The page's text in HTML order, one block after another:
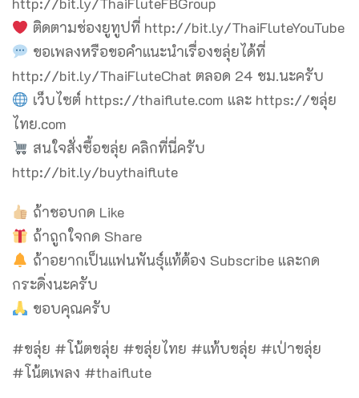
ติดตามช่องยูทูปที่ http://bit.ly/ThaiFluteYouTube
ขอเพลงหรือขอคำแนะนำเรื่องขลุ่ยได้ที่
http://bit.ly/ThaiFluteChat ตลอด 24 ชม.นะครับ
เว็บไซต์ https://thaiflute.com และ https://ขลุ่ย
ไทย.com
สนใจสั่งซื้อขลุ่ย คลิกที่นี่ครับ
http://bit.ly/buythaiflute
ถ้าชอบกด Like
ถ้าถูกใจกด Share
ถ้าอยากเป็นแฟนพันธุ์แท้ต้อง Subscribe และกด
กระดิ่งนะครับ
ขอบคุณครับ
#ขลุ่ย #โน้ตขลุ่ย #ขลุ่ยไทย #แท้บขลุ่ย #เป่าขลุ่ย
#โน้ตเพลง #thaiflute